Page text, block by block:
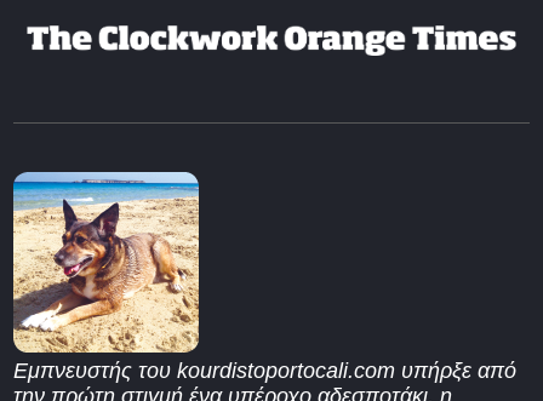
Εμπνευστής του kourdistoportocali.com υπήρξε από
την πρώτη στιγμή ένα υπέροχο αδεσποτάκι, η